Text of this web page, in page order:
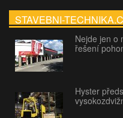
STAVEBNI-
Nejde jen o
řešení
Hyster